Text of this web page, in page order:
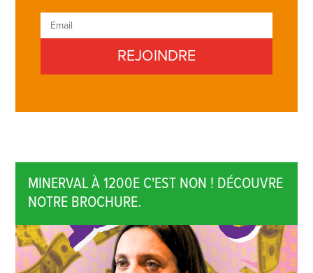
MINERVAL À 1200E C'EST NON ! DÉCOUVRE
NOTRE BROCHURE.